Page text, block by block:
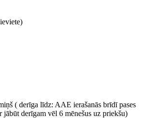
( derīga līdz: AAE ierašanās brīdī pases
jābūt derīgam vēl 6 mēnešus uz priekšu)